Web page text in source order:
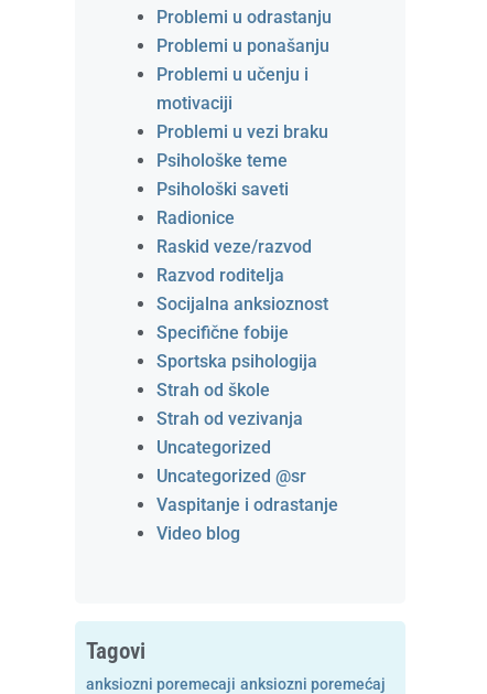
Problemi u odrastanju
Problemi u ponašanju
Problemi u učenju i
motivaciji
Problemi u vezi braku
Psihološke teme
Psihološki saveti
Radionice
Raskid veze/razvod
Razvod roditelja
Socijalna anksioznost
Specifične fobije
Sportska psihologija
Strah od škole
Strah od vezivanja
Uncategorized
Uncategorized @sr
Vaspitanje i odrastanje
Video blog
Tagovi
anksiozni poremecaji anksiozni poremećaj